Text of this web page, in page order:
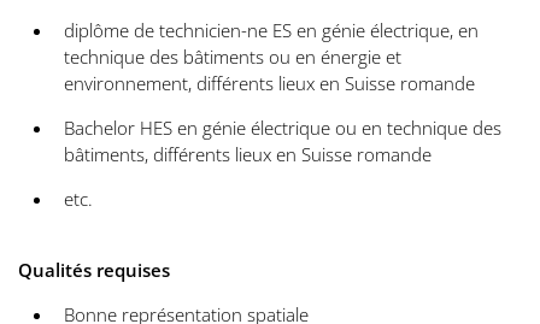
diplôme de technicien-ne ES en génie électrique, en
technique des bâtiments ou en énergie et
environnement, différents lieux en Suisse romande
Bachelor HES en génie électrique ou en technique des
bâtiments, différents lieux en Suisse romande
etc.
Qualités requises
Bonne représentation spatiale